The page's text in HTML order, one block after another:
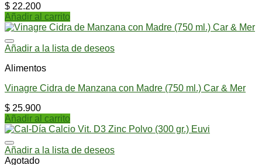
$ 22.200
Añadir al carrito
Añadir a la lista de deseos
Alimentos
Vinagre Cidra de Manzana con Madre (750 ml.) Car & Mer
$ 25.900
Añadir al carrito
Añadir a la lista de deseos
Agotado